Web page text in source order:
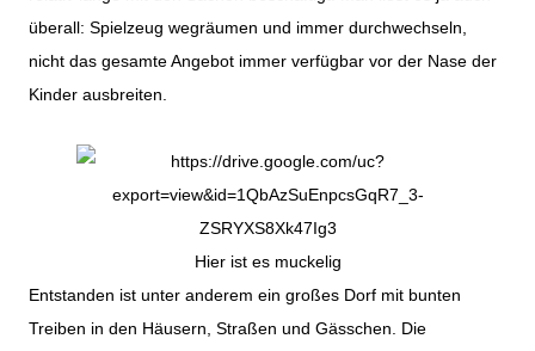
überall: Spielzeug wegräumen und immer durchwechseln,
nicht das gesamte Angebot immer verfügbar vor der Nase der
Kinder ausbreiten.
Hier ist es muckelig
Entstanden ist unter anderem ein großes Dorf mit bunten
Treiben in den Häusern, Straßen und Gässchen. Die